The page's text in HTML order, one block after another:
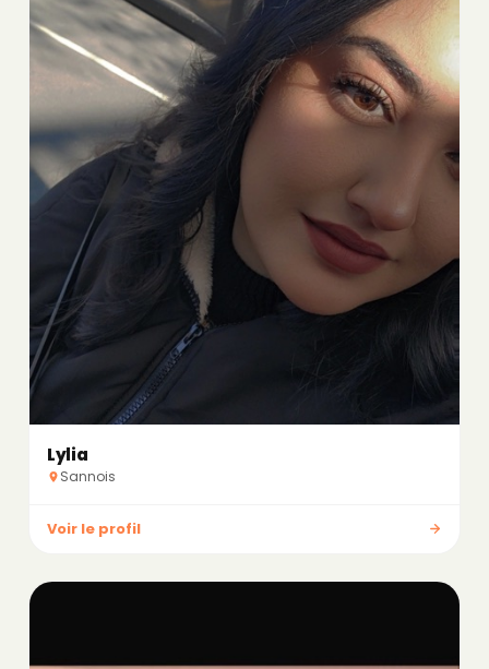
Lylia
Sannois
Voir le profil